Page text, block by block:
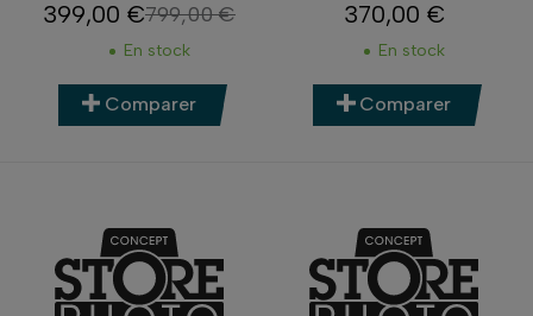
Prix
399,00 €Prix de base
799,00 €
En stock
Comparer
Prix
370,00 €
En stock
Comparer